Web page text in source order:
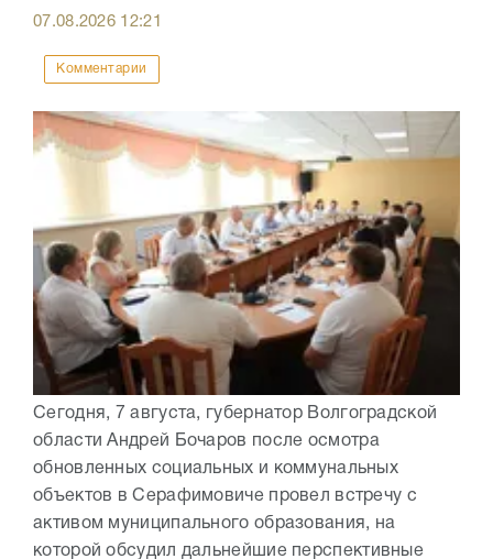
07.08.2026 12:21
Комментарии
Сегодня, 7 августа, губернатор Волгоградской
области Андрей Бочаров после осмотра
обновленных социальных и коммунальных
объектов в Серафимовиче провел встречу с
активом муниципального образования, на
которой обсудил дальнейшие перспективные